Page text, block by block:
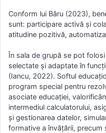
Conform lui Bâru (2023),
sunt: participare activă și
atitudine pozitivă,
În sala de grupă se pot
selectate și adaptate în
(Iancu, 2022). Softul
program special pentru
asociate educației,
intermediul calculatorului,
și gestionarea datelor,
formative a învățării, precum